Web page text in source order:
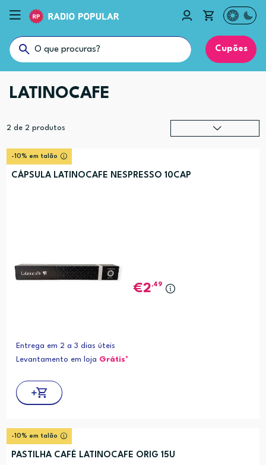
Cupões
LATINOCAFE
2 de 2 produtos
-10% em talão
CÁPSULA LATINOCAFE NESPRESSO 10CAP
2,49
Entrega em 2 a 3 dias úteis
Levantamento em loja Grátis*
-10% em talão
PASTILHA CAFÉ LATINOCAFE ORIG 15U